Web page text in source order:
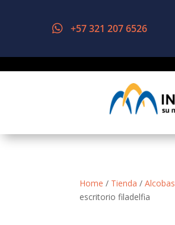
 +57 321 207 6526
Home / Tienda /Alcobas
escritorio filadelfia